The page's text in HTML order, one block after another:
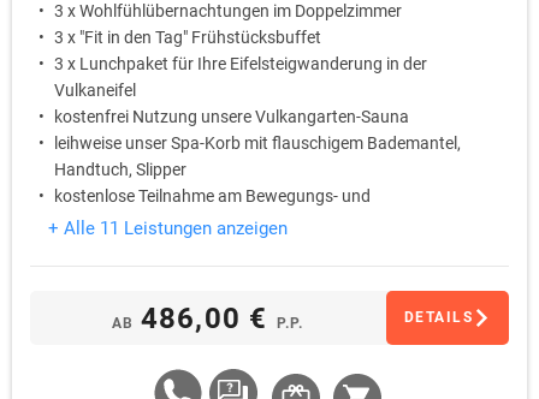
3 x Wohlfühlübernachtungen im Doppelzimmer
3 x "Fit in den Tag" Frühstücksbuffet
3 x Lunchpaket für Ihre Eifelsteigwanderung in der
Vulkaneifel
kostenfrei Nutzung unsere Vulkangarten-Sauna
leihweise unser Spa-Korb mit flauschigem Bademantel,
Handtuch, Slipper
kostenlose Teilnahme am Bewegungs- und
Entspannungsprogramm
+ Alle 11 Leistungen anzeigen
AB 486,00 € P.P. DETAILS